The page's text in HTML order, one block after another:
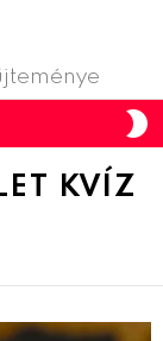
KVÍZ